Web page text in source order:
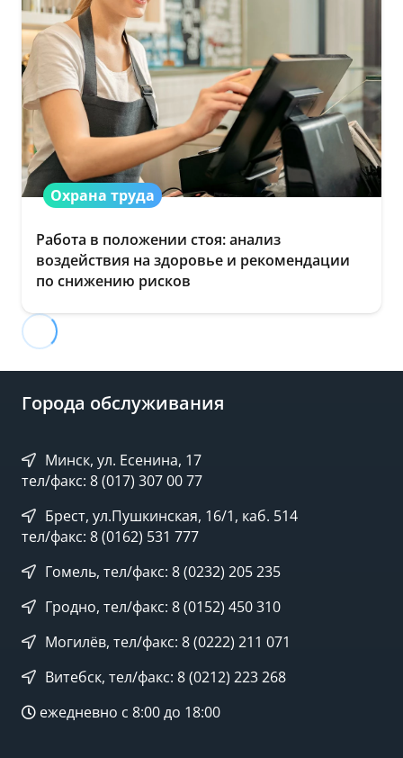
Охрана труда
Работа в положении стоя: анализ
воздействия на здоровье и рекомендации
по снижению рисков
Города обслуживания
Минск, ул. Есенина, 17
тел/факс: 8 (017) 307 00 77
Брест, ул.Пушкинская, 16/1, каб. 514
тел/факс: 8 (0162) 531 777
Гомель, тел/факс: 8 (0232) 205 235
Гродно, тел/факс: 8 (0152) 450 310
Могилёв, тел/факс: 8 (0222) 211 071
Витебск, тел/факс: 8 (0212) 223 268
ежедневно с 8:00 до 18:00